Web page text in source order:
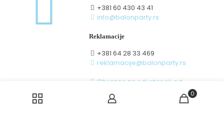
+381 60 430 43 41
info@balonparty.rs
Reklamacije
+381 64 28 33 469
reklamacije@balonparty.rs
Obrazac za odustanak od
ugovora zaključenog na daljinu0